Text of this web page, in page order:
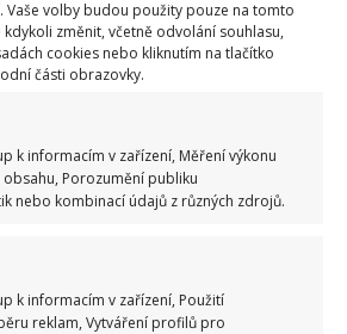
volby budou použity pouze na tomto
změnit, včetně odvolání souhlasu,
cookies nebo kliknutím na tlačítko
části obrazovky.
k informacím v zařízení, Měření výkonu
Porozumění publiku
nebo kombinací údajů z různých zdrojů.
k informacím v zařízení, Použití
reklam, Vytváření profilů pro